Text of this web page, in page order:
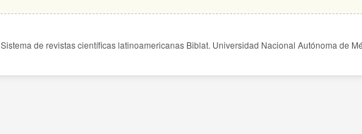
Sistema de revistas científicas latinoamericanas Biblat. Universidad Nacional Autónoma de